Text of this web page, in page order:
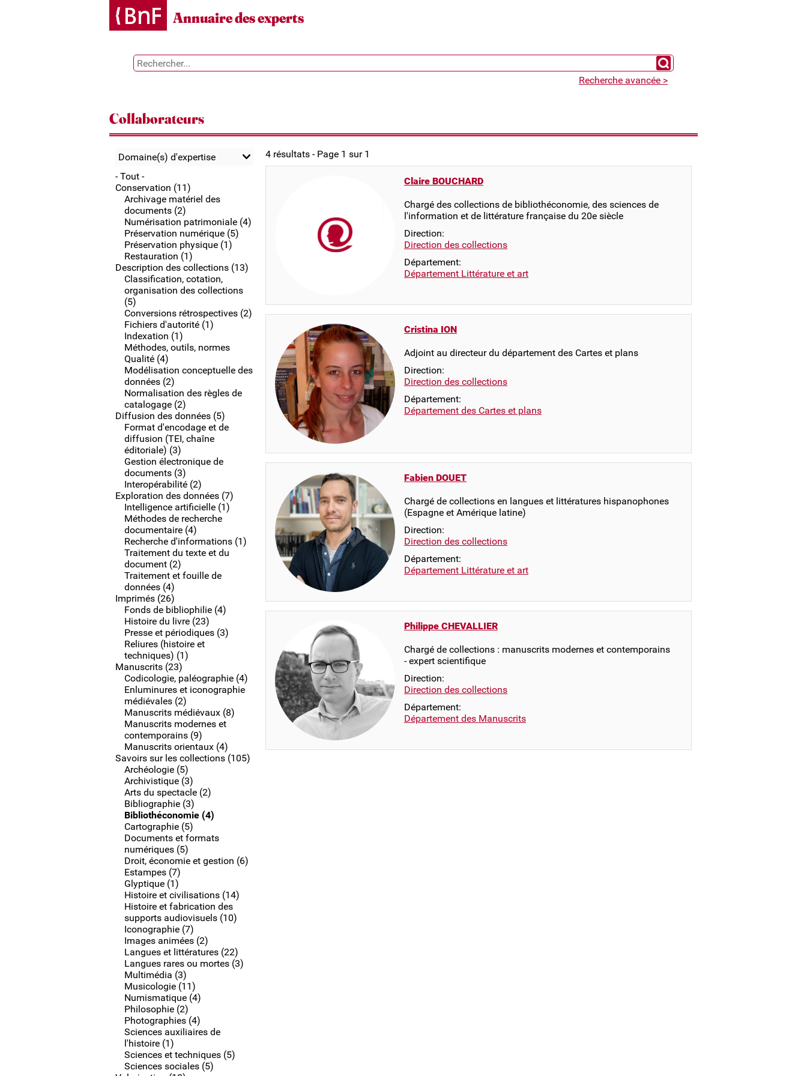
Annuaire des experts
Chercher un expert
Recherche avancée >
Collaborateurs
Domaine(s) d'expertise
- Tout -
Conservation (11)
Archivage matériel des
documents (2)
Numérisation patrimoniale (4)
Préservation numérique (5)
Préservation physique (1)
Restauration (1)
Description des collections (13)
Classification, cotation,
organisation des collections
(5)
Conversions rétrospectives (2)
Fichiers d'autorité (1)
Indexation (1)
Méthodes, outils, normes
Qualité (4)
Modélisation conceptuelle des
données (2)
Normalisation des règles de
catalogage (2)
Diffusion des données (5)
Format d'encodage et de
diffusion (TEI, chaîne
éditoriale) (3)
Gestion électronique de
documents (3)
Interopérabilité (2)
Exploration des données (7)
Intelligence artificielle (1)
Méthodes de recherche
documentaire (4)
Recherche d'informations (1)
Traitement du texte et du
document (2)
Traitement et fouille de
données (4)
Imprimés (26)
Fonds de bibliophilie (4)
Histoire du livre (23)
Presse et périodiques (3)
Reliures (histoire et
techniques) (1)
Manuscrits (23)
Codicologie, paléographie (4)
Enluminures et iconographie
médiévales (2)
Manuscrits médiévaux (8)
Manuscrits modernes et
contemporains (9)
Manuscrits orientaux (4)
Savoirs sur les collections (105)
Archéologie (5)
Archivistique (3)
Arts du spectacle (2)
Bibliographie (3)
Bibliothéconomie (4)
Cartographie (5)
Documents et formats
numériques (5)
Droit, économie et gestion (6)
Estampes (7)
Glyptique (1)
Histoire et civilisations (14)
Histoire et fabrication des
supports audiovisuels (10)
Iconographie (7)
Images animées (2)
Langues et littératures (22)
Langues rares ou mortes (3)
Multimédia (3)
Musicologie (11)
Numismatique (4)
Philosophie (2)
Photographies (4)
Sciences auxiliaires de
l'histoire (1)
Sciences et techniques (5)
Sciences sociales (5)
4 résultats - Page 1 sur 1
Claire BOUCHARD
Chargé des collections de bibliothéconomie, des sciences de
l'information et de littérature française du 20e siècle
Direction:
Direction des collections
Département:
Département Littérature et art
Cristina ION
Adjoint au directeur du département des Cartes et plans
Direction:
Direction des collections
Département:
Département des Cartes et plans
Fabien DOUET
Chargé de collections en langues et littératures hispanophones
(Espagne et Amérique latine)
Direction:
Direction des collections
Département:
Département Littérature et art
Philippe CHEVALLIER
Chargé de collections : manuscrits modernes et contemporains
- expert scientifique
Direction:
Direction des collections
Département:
Département des Manuscrits